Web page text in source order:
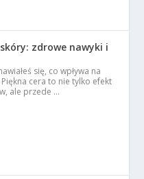
zdrowe nawyki i
się, co wpływa na
cera to nie tylko efekt
ale przede …